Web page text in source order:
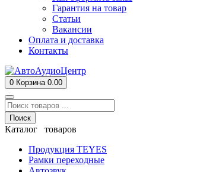
Гарантия на товар
Статьи
Вакансии
Оплата и доставка
Контакты
0 Корзина 0.00
Поиск
Каталог товаров
Продукция TEYES
Рамки переходные